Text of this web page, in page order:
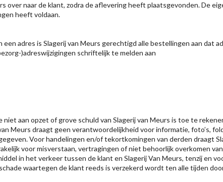
over naar de klant, zodra de aflevering heeft plaatsgevonden. De
heeft voldaan.
een adres is Slagerij van Meurs gerechtigd alle bestellingen aan dat
)adreswijzigingen schriftelijk te melden aan
niet aan opzet of grove schuld van Slagerij van Meurs is toe te
Meurs draagt geen verantwoordelijkheid voor informatie, foto’s,
Voor handelingen en/of tekortkomingen van derden draagt
voor misverstaan, vertragingen of niet behoorlijk overkomen
in het verkeer tussen de klant en Slagerij Van Meurs, tenzij en
waartegen de klant reeds is verzekerd wordt ten alle tijden